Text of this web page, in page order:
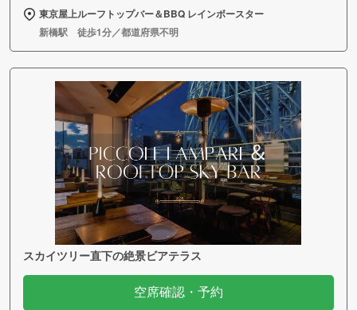
東京屋上ルーフトップバー＆BBQ レインボースター
新橋駅 徒歩1分／都道府県不明
スカイツリー直下の絶景ビアテラス
空席確認・予約